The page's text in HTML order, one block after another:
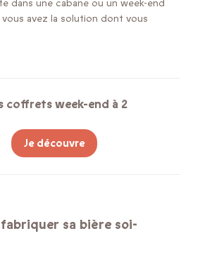
dans une cabane ou un week-end
avez la solution dont vous
coffrets week-end à 2
Je découvre
sa bière soi-